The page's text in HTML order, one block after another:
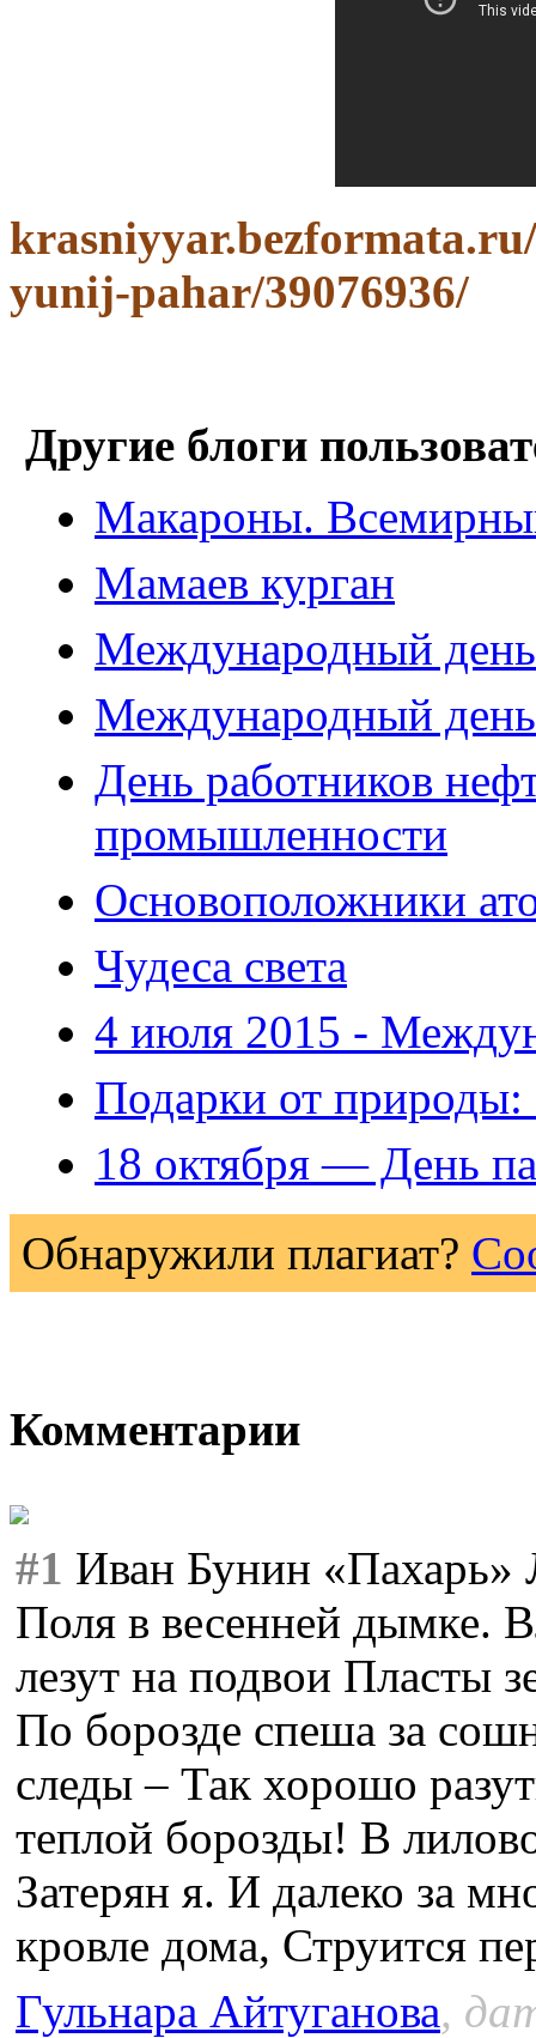
yunij-pahar/39076936/
Другие блоги
Макароны.
Мамаев курган
Международный
Международный день
День работников
промышленности
Основоположники
Чудеса света
4 июля 2015 -
Подарки от природы:
18 октября — День
Обнаружили плагиат?
Комментарии
#1 Иван Бунин «Пахарь»
Поля в весенней дымке.
лезут на подвои Пласты
По борозде спеша за
следы – Так хорошо
теплой борозды! В
Затерян я. И далеко за
кровле дома, Струится
Гульнара Айтуганова,